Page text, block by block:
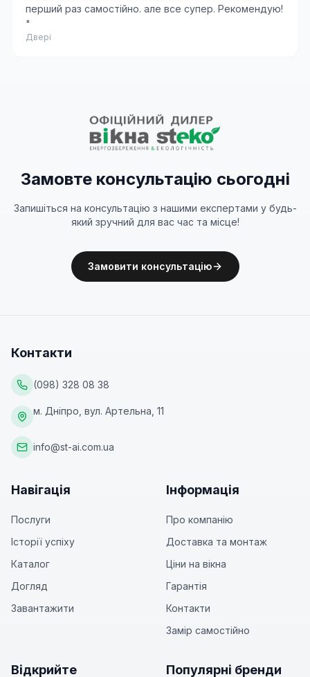
перший раз самостійно. але все супер. Рекомендую!
"
Двері
Замовте консультацію сьогодні
Запишіться на консультацію з нашими експертами у будь-
який зручний для вас час та місце!
Замовити консультацію
Контакти
(098) 328 08 38
м. Дніпро, вул. Артельна, 11
info@st-ai.com.ua
Навігація
Послуги
Історії успіху
Каталог
Догляд
Завантажити
Інформація
Про компанію
Доставка та монтаж
Ціни на вікна
Гарантія
Контакти
Замір самостійно
Відкрийте Популярні бренди